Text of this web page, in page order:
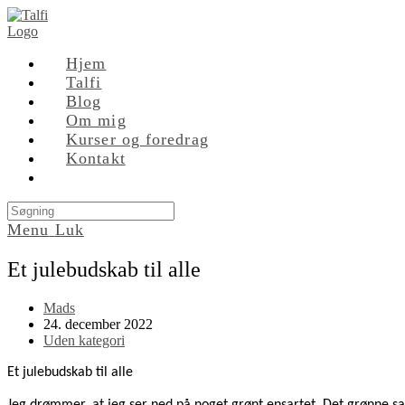
Skip
to
Hjem
Talfi
Blog
Om mig
Kurser og foredrag
Kontakt
Search
this
website
Menu Luk
Et julebudskab til alle
Post
author:
Mads
Post
published:
24. december 2022
Post
Uden kategori
Et julebudskab til alle